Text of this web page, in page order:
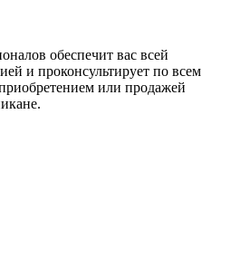
обеспечит вас всей
и проконсультирует по всем
или продажей